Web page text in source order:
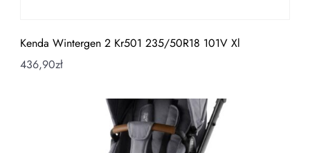
Kenda Wintergen 2 Kr501 235/50R18 101V Xl
436,90zł